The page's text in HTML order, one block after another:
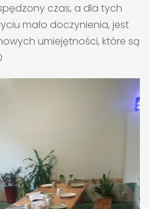
czas, a dla tych
mało doczynienia, jest
umiejętności, które są